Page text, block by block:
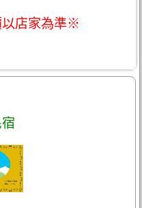
店家為準※